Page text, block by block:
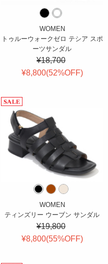
WOMEN
トゥルーウォークゼロ テシア スポ
ーツサンダル
¥18,700
¥8,800(52%OFF)
WOMEN
ティンズリー ウーブン サンダル
¥19,800
¥8,800(55%OFF)